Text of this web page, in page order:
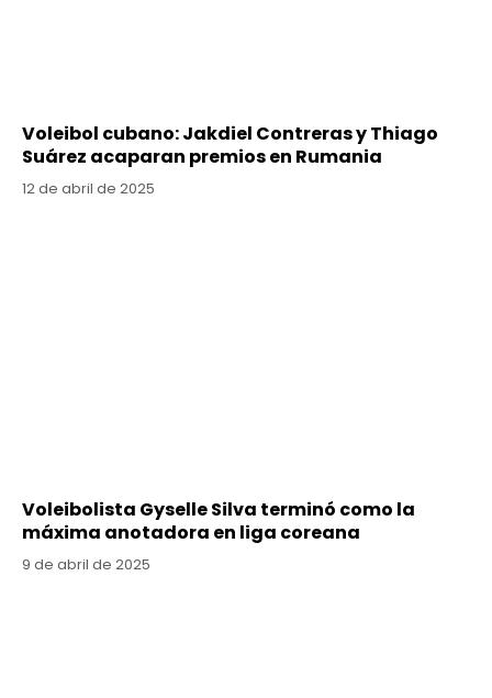
Voleibol cubano: Jakdiel Contreras y Thiago
Suárez acaparan premios en Rumania
12 de abril de 2025
Voleibolista Gyselle Silva terminó como la
máxima anotadora en liga coreana
9 de abril de 2025